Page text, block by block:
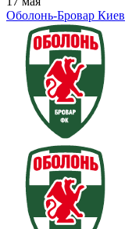
Оболонь-Бровар Киев